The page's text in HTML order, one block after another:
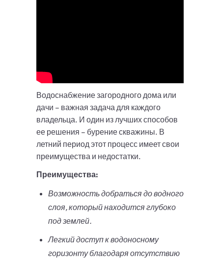
Водоснабжение загородного дома или
дачи – важная задача для каждого
владельца. И один из лучших способов
ее решения – бурение скважины. В
летний период этот процесс имеет свои
преимущества и недостатки.
Преимущества:
Возможность добраться до водного
слоя, который находится глубоко
под землей.
Легкий доступ к водоносному
горизонту благодаря отсутствию